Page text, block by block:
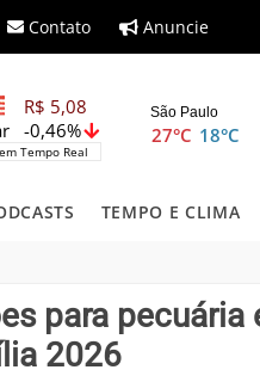
Contato Anuncie
R$ 5,08
-0,46%
Tempo Real
27°C 18°C
TEMPO E CLIMA
para
2026